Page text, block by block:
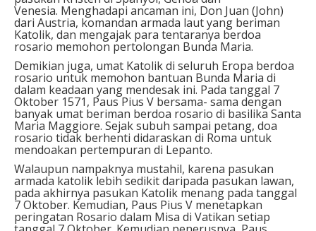
Venesia. Menghadapi ancaman ini, Don Juan (John)
dari Austria, komandan armada laut yang beriman
Katolik, dan mengajak para tentaranya berdoa
rosario memohon pertolongan Bunda Maria.
Demikian juga, umat Katolik di seluruh Eropa berdoa
rosario untuk memohon bantuan Bunda Maria di
dalam keadaan yang mendesak ini. Pada tanggal 7
Oktober 1571, Paus Pius V bersama- sama dengan
banyak umat beriman berdoa rosario di basilika Santa
Maria Maggiore. Sejak subuh sampai petang, doa
rosario tidak berhenti didaraskan di Roma untuk
mendoakan pertempuran di Lepanto.
Walaupun nampaknya mustahil, karena pasukan
armada katolik lebih sedikit daripada pasukan lawan,
pada akhirnya pasukan Katolik menang pada tanggal
7 Oktober. Kemudian, Paus Pius V menetapkan
peringatan Rosario dalam Misa di Vatikan setiap